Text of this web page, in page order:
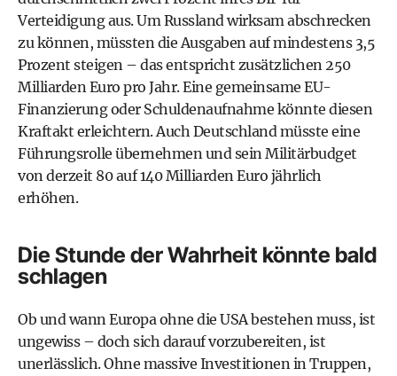
Verteidigung aus. Um Russland wirksam abschrecken
zu können, müssten die Ausgaben auf mindestens 3,5
Prozent steigen – das entspricht zusätzlichen 250
Milliarden Euro pro Jahr. Eine gemeinsame EU-
Finanzierung oder Schuldenaufnahme könnte diesen
Kraftakt erleichtern. Auch Deutschland müsste eine
Führungsrolle übernehmen und sein Militärbudget
von derzeit 80 auf 140 Milliarden Euro jährlich
erhöhen.
Die Stunde der Wahrheit könnte bald
schlagen
Ob und wann Europa ohne die USA bestehen muss, ist
ungewiss – doch sich darauf vorzubereiten, ist
unerlässlich. Ohne massive Investitionen in Truppen,